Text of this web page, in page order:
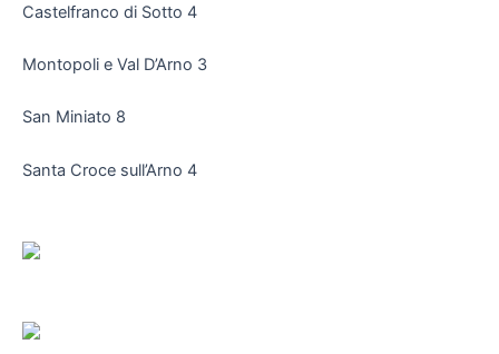
Castelfranco di Sotto 4
Montopoli e Val D’Arno 3
San Miniato 8
Santa Croce sull’Arno 4